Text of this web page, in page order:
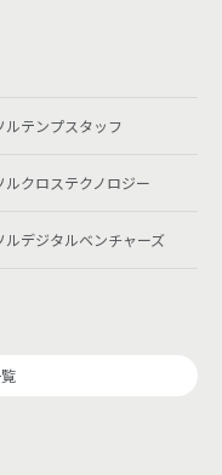
ルテンプスタッフ
ルクロステクノロジー
ルデジタルベンチャーズ